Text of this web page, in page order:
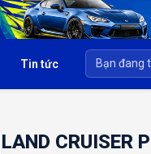
Tin tức
LAND CRUISER